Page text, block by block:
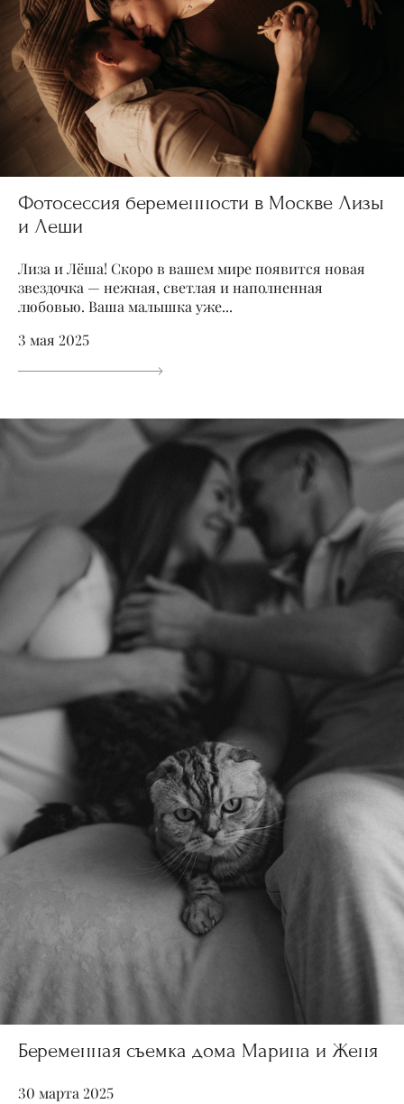
Фотосессия беременности в Москве Лизы
и Леши
Лиза и Лёша! Скоро в вашем мире появится новая
звездочка — нежная, светлая и наполненная
любовью. Ваша малышка уже...
3 мая 2025
Беременная съемка дома Марина и Женя
30 марта 2025